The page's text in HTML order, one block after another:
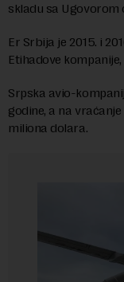
skladu sa Ugovorom
Er Srbija je 2015. i
Etihadove kompanije,
Srpska avio-
godine, a na
miliona dolara.